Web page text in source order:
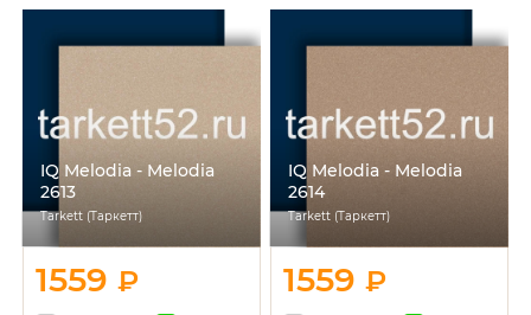
IQ Melodia - Melodia
2613
Tarkett (Таркетт)
1559₽
IQ Melodia - Melodia
2614
Tarkett (Таркетт)
1559₽